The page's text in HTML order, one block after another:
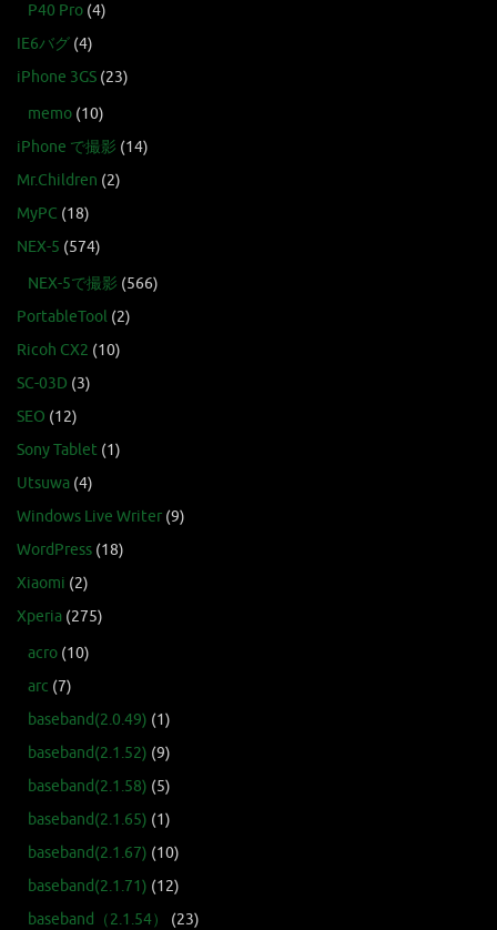
P40 Pro (4)
IE6バグ (4)
iPhone 3GS (23)
memo (10)
iPhone で撮影 (14)
Mr.Children (2)
MyPC (18)
NEX-5 (574)
NEX-5で撮影 (566)
PortableTool (2)
Ricoh CX2 (10)
SC-03D (3)
SEO (12)
Sony Tablet (1)
Utsuwa (4)
Windows Live Writer (9)
WordPress (18)
Xiaomi (2)
Xperia (275)
acro (10)
arc (7)
baseband(2.0.49) (1)
baseband(2.1.52) (9)
baseband(2.1.58) (5)
baseband(2.1.65) (1)
baseband(2.1.67) (10)
baseband(2.1.71) (12)
baseband（2.1.54）
(23)